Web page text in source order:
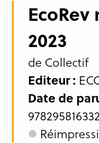
2023
de Collectif
Editeur :
Date de